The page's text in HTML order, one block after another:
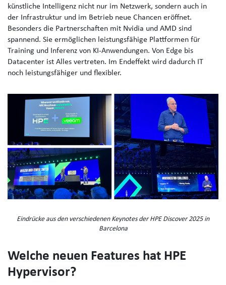
künstliche Intelligenz nicht nur im Netzwerk, sondern auch in
der Infrastruktur und im Betrieb neue Chancen eröffnet.
Besonders die Partnerschaften mit Nvidia und AMD sind
spannend. Sie ermöglichen leistungsfähige Plattformen für
Training und Inferenz von KI-Anwendungen. Von Edge bis
Datacenter ist Alles vertreten. Im Endeffekt wird dadurch IT
noch leistungsfähiger und flexibler.
Eindrücke aus den verschiedenen Keynotes der HPE Discover 2025 in
Barcelona
Welche neuen Features hat HPE
Hypervisor?